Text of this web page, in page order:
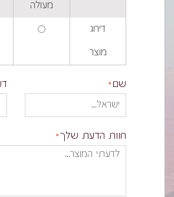
מעולה
דירוג
מוצר
שם
חוות הדעת שלך